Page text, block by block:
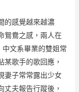
的感覺越來越濃
鴛鴦之感，兩人在
中文系畢業的雙姐常
某歌手的歌回應，
妻子常常露出少女
丈夫報告行蹤後，